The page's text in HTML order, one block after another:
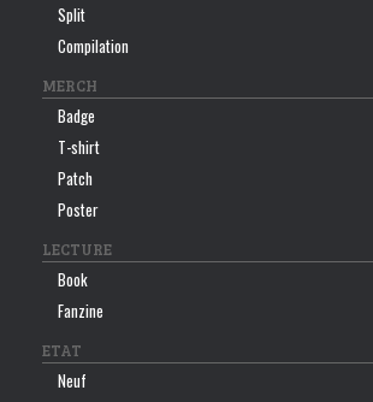
Split
Compilation
MERCH
Badge
T-shirt
Patch
Poster
LECTURE
Book
Fanzine
ETAT
Neuf